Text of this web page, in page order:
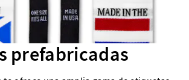
prefabricadas